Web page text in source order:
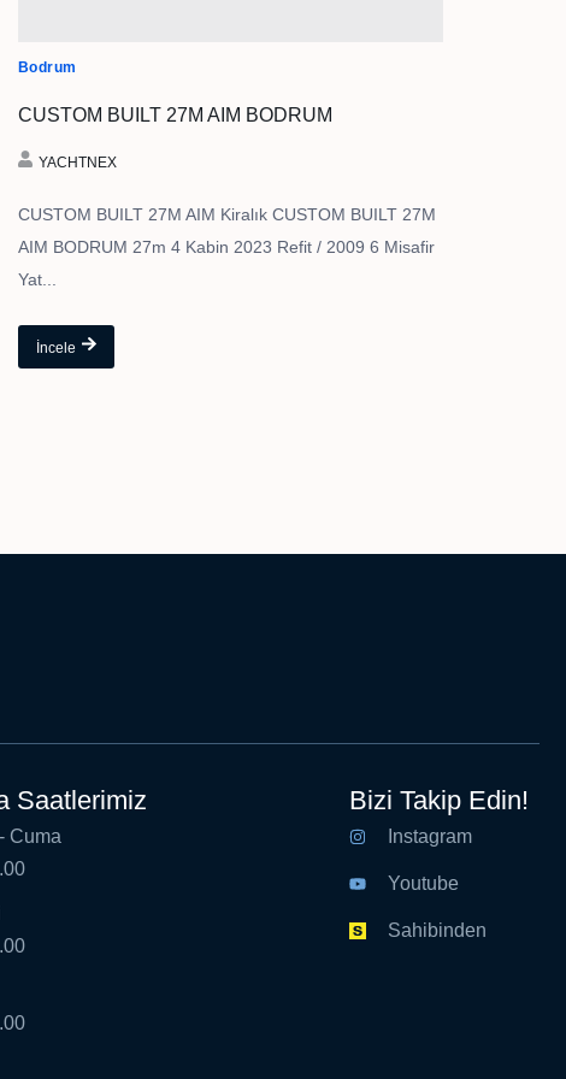
Bodrum
CUSTOM BUILT 27M AIM BODRUM
YACHTNEX
CUSTOM BUILT 27M AIM Kiralık CUSTOM BUILT 27M
AIM BODRUM 27m 4 Kabin 2023 Refit / 2009 6 Misafir
Yat...
İncele
Saatlerimiz
Cuma
Bizi Takip Edin!
Instagram
Youtube
Sahibinden